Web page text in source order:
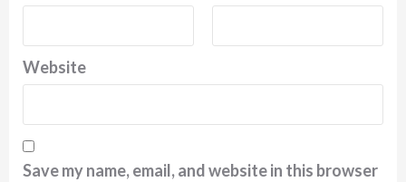
Website
Save my name, email, and website in this browser